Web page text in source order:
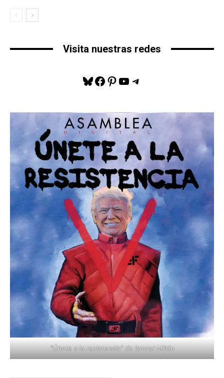
Visita nuestras redes
Bluesky
Facebook
Pinterest
YouTube
Telegram
"Únete a la resistencia" de Ismael Millán